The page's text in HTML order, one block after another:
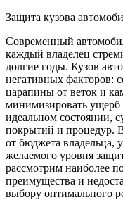
Защита кузова
Современный
каждый владелец
долгие годы. Кузов
негативных факторов:
царапины от веток и
минимизировать ущерб
идеальном состоянии,
покрытий и процедур.
от бюджета владельца,
желаемого уровня
рассмотрим наиболее
преимущества и
выбору оптимального